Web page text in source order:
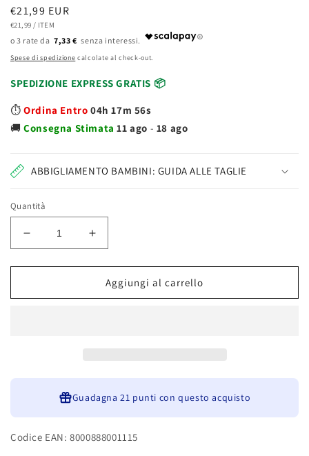
Prezzo
di
listino
€21,99 EUR
PREZZO
€21,99 / PER
ITEM
7,33 €
Spese di spedizione calcolate al check-out.
SPEDIZIONE EXPRESS GRATIS 📦
⏱️Ordina Entro 04h 17m 56s
🚚Consegna Stimata11 ago - 18 ago
ABBIGLIAMENTO BAMBINI: GUIDA ALLE TAGLIE
Quantità
Diminuisci
quantità
per
Ipertombola
Aumenta
quantità
per
Tombola
Ipertombola
111
Aggiungi al carrello
Guadagna21 punti con questo acquisto
Codice EAN: 8000888001115